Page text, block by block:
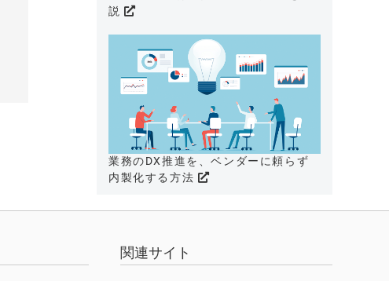
説
業務のDX推進を、ベンダーに頼らず
内製化する方法
関連サイト